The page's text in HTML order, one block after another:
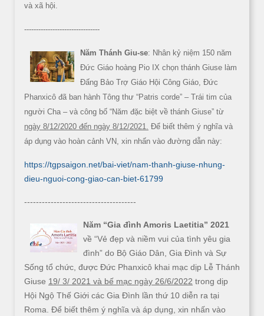
và xã hội.
--------------------------------
Năm Thánh Giu-se: Nhân kỷ niệm 150 năm
Đức Giáo hoàng Pio IX chọn thánh Giuse làm
Đấng Bảo Trợ Giáo Hội Công Giáo, Đức
Phanxicô đã ban hành Tông thư “Patris corde” – Trái tim của
người Cha – và công bố “Năm đặc biệt về thánh Giuse” từ
ngày 8/12/2020 đến ngày 8/12/2021.
Để biết thêm ý nghĩa và
áp dụng vào hoàn cảnh VN, xin nhấn vào đường dẫn này:
https://tgpsaigon.net/bai-viet/nam-thanh-giuse-nhung-
dieu-nguoi-cong-giao-can-biet-61799
--------------------------------------
Năm “Gia đình Amoris Laetitia” 2021
về “Vẻ đẹp và niềm vui của tình yêu gia
đình” do Bộ Giáo Dân, Gia Đình và Sự
Sống tổ chức, được Đức Phanxicô khai mạc dịp Lễ Thánh
Giuse 19/ 3/ 2021 và bế mạc ngày 26/6/2022 trong dịp
Hội Ngộ Thế Giới các Gia Đình lần thứ 10 diễn ra tại
Roma. Để biết thêm ý nghĩa và áp dụng, xin nhấn vào